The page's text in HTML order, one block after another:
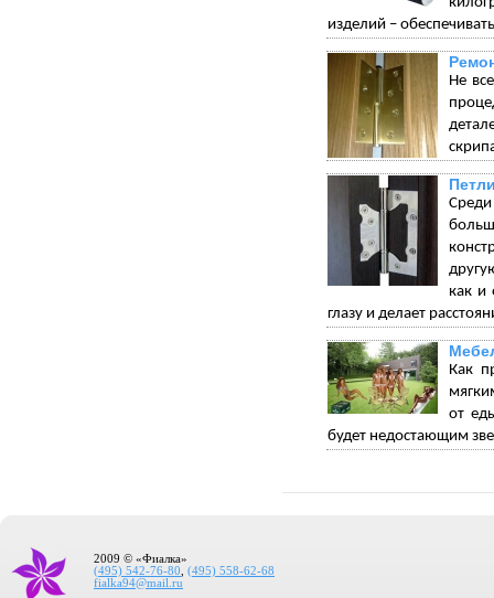
изделий –
Не
как и
глазу и делает
Как
от
будет недостающим
2009 © «Фиалка»
(495) 542-76-80
(495) 558-62-68
fialka94@mail.ru